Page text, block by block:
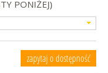
PONIŻEJ)
zapytaj o dostępność